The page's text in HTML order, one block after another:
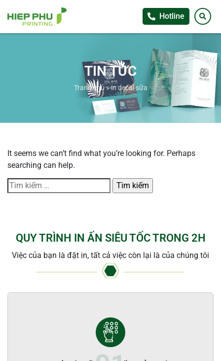
Hotline
TIN TỨC
Trang chủ»in decal sữa
It seems we can’t find what you’re looking for. Perhaps
searching can help.
Tìm
kiếm
QUY TRÌNH IN ẤN SIÊU TỐC TRONG 2H
Việc của bạn là đặt in, tất cả việc còn lại là của chúng tôi